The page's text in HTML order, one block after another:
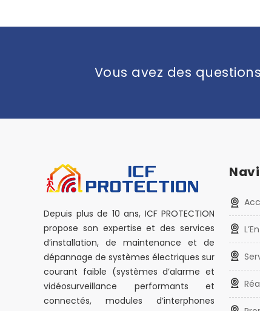
Vous avez des
Depuis plus de 10 ans, ICF PROTECTION
propose son expertise et des services
d’installation, de maintenance et de
dépannage de systèmes électriques sur
courant faible (systèmes d’alarme et
vidéosurveillance performants et
connectés, modules d’interphones